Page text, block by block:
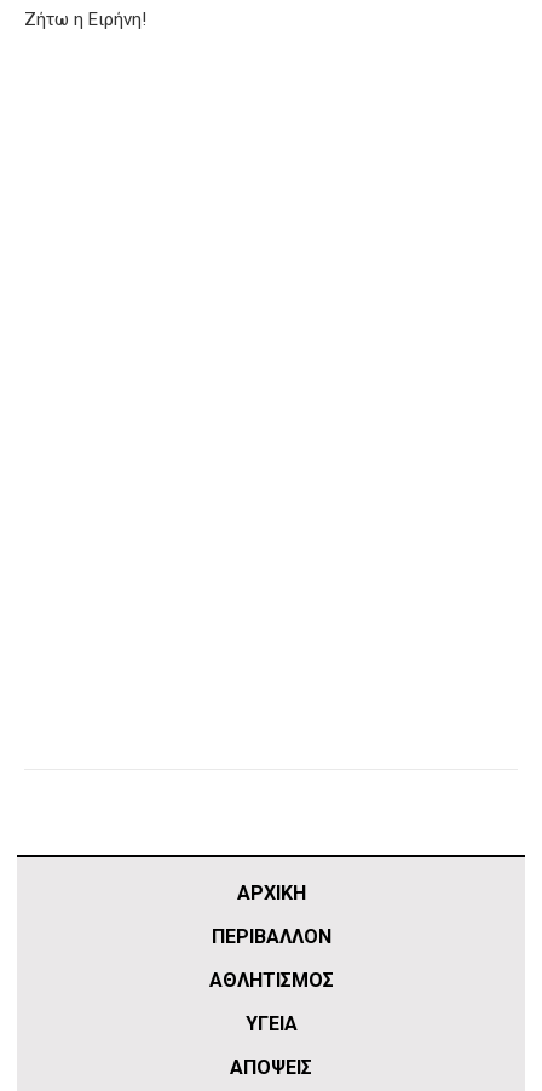
Ζήτω η Ειρήνη!
ΑΡΧΙΚΗ
ΠΕΡΙΒΑΛΛΟΝ
ΑΘΛΗΤΙΣΜΌΣ
ΥΓΕΙΑ
ΑΠΟΨΕΙΣ